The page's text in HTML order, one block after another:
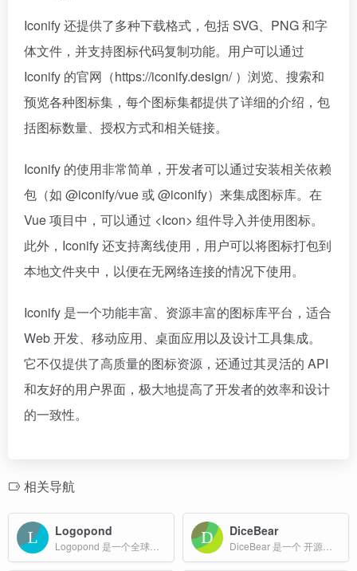
Iconify 还提供了多种下载格式，包括 SVG、PNG 和字
体文件，并支持图标代码复制功能。用户可以通过
Iconify 的官网（https://iconify.design/ ）浏览、搜索和
预览各种图标集，每个图标集都提供了详细的介绍，包
括图标数量、授权方式和相关链接。
Iconify 的使用非常简单，开发者可以通过安装相关依赖
包（如 @iconify/vue 或 @iconify）来集成图标库。在
Vue 项目中，可以通过 <Icon> 组件导入并使用图标。
此外，Iconify 还支持离线使用，用户可以将图标打包到
本地文件夹中，以便在无网络连接的情况下使用。
Iconify 是一个功能丰富、资源丰富的图标库平台，适合
Web 开发、移动应用、桌面应用以及设计工具集成。
它不仅提供了高质量的图标资源，还通过其灵活的 API
和友好的用户界面，极大地提高了开发者的效率和设计
的一致性。
相关导航
Logopond DiceBear